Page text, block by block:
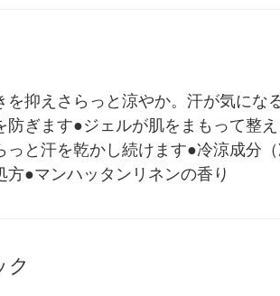
を抑えさらっと涼やか。汗が気に
防ぎます●ジェルが肌をまもって整
っと汗を乾かし続けます●冷涼成分
方●マンハッタンリネンの香り
ク